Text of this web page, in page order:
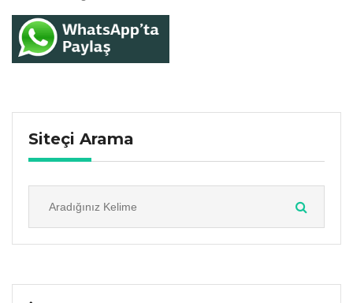
Siteçi Arama